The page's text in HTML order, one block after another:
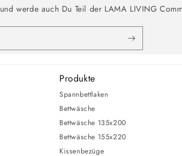
werde auch Du Teil der LAMA LIVING
Produkte
Spannbettlaken
Bettwäsche
Bettwäsche 135x200
Bettwäsche 155x220
Kissenbezüge